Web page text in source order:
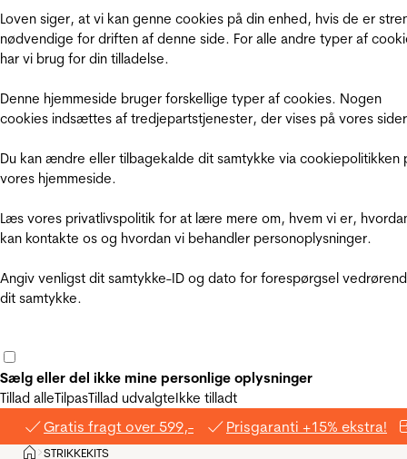
Loven siger, at vi kan genne cookies på din enhed, hvis de er
nødvendige for driften af denne side. For alle andre typer af
har vi brug for din tilladelse.
Denne hjemmeside bruger forskellige typer af cookies. Nogen
cookies indsættes af tredjepartstjenester, der vises på vores
Du kan ændre eller tilbagekalde dit samtykke via cookiepolitikken
vores hjemmeside.
Læs vores privatlivspolitik for at lære mere om, hvem vi er,
kan kontakte os og hvordan vi behandler personoplysninger.
Angiv venligst dit samtykke-ID og dato for forespørgsel
dit samtykke.
Sælg eller del ikke mine personlige oplysninger
Tillad alleTilpasTillad udvalgteIkke tilladt
Gratis fragt over 599,- Prisgaranti +15% ekstra!
Hjem
>STRIKKEKITS